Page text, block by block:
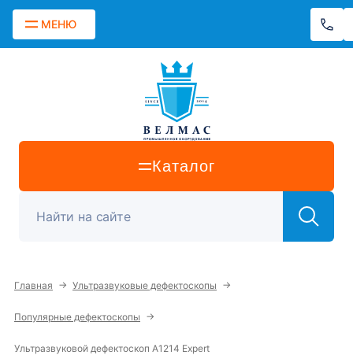
МЕНЮ
Каталог
Главная → Ультразвуковые дефектоскопы →
Популярные дефектоскопы →
Ультразвуковой дефектоскоп A1214 Expert